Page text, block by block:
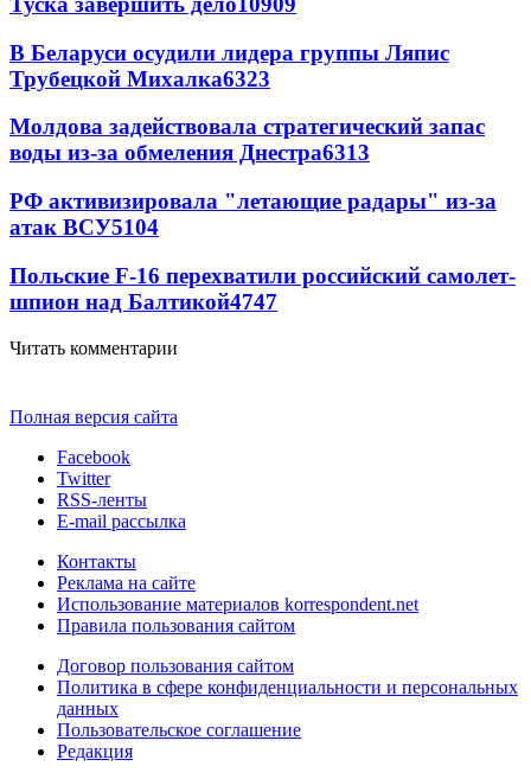
В Беларуси осудили лидера группы Ляпис
Трубецкой Михалка6323
Молдова задействовала стратегический запас
воды из-за обмеления Днестра6313
РФ активизировала "летающие радары" из-за
атак ВСУ5104
Польские F-16 перехватили российский самолет-
шпион над Балтикой4747
Читать комментарии
Полная версия сайта
Facebook
Twitter
RSS-ленты
E-mail рассылка
Контакты
Реклама на сайте
Использование материалов korrespondent.net
Правила пользования сайтом
Договор пользования сайтом
Политика в сфере конфиденциальности и персональных
данных
Пользовательское соглашение
Редакция